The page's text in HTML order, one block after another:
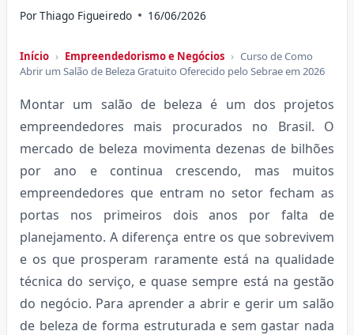
PorThiago Figueiredo 16/06/2026
Início › Empreendedorismo e Negócios › Curso de Como
Abrir um Salão de Beleza Gratuito Oferecido pelo Sebrae em 2026
Montar um salão de beleza é um dos projetos
empreendedores mais procurados no Brasil. O
mercado de beleza movimenta dezenas de bilhões
por ano e continua crescendo, mas muitos
empreendedores que entram no setor fecham as
portas nos primeiros dois anos por falta de
planejamento. A diferença entre os que sobrevivem
e os que prosperam raramente está na qualidade
técnica do serviço, e quase sempre está na gestão
do negócio. Para aprender a abrir e gerir um salão
de beleza de forma estruturada e sem gastar nada